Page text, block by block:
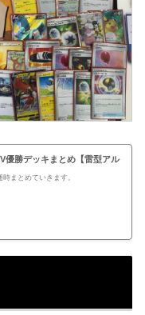
優勝デッキまとめ【雷型アル
まとめていきます。